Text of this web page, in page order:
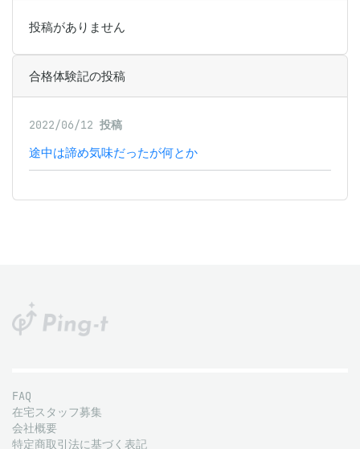
投稿がありません
合格体験記の投稿
2022/06/12 投稿
途中は諦め気味だったが何とか
FAQ
在宅スタッフ募集
会社概要
特定商取引法に基づく表記